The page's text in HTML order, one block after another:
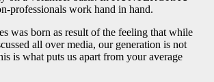
professionals work hand in hand.
was born as result of the feeling that while
all over media, our generation is not
is what puts us apart from your average